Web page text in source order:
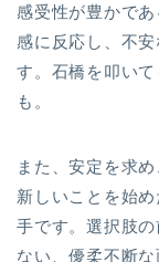
感受性が豊かで
感に反応し、不
す。石橋を叩い
も。
また、安定を求
新しいことを始
手です。選択肢
ない、優柔不断な